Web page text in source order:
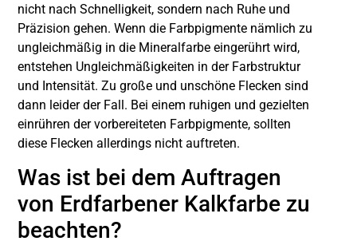
nicht nach Schnelligkeit, sondern nach Ruhe und
Präzision gehen. Wenn die Farbpigmente nämlich zu
ungleichmäßig in die Mineralfarbe eingerührt wird,
entstehen Ungleichmäßigkeiten in der Farbstruktur
und Intensität. Zu große und unschöne Flecken sind
dann leider der Fall. Bei einem ruhigen und gezielten
einrühren der vorbereiteten Farbpigmente, sollten
diese Flecken allerdings nicht auftreten.
Was ist bei dem Auftragen
von Erdfarbener Kalkfarbe zu
beachten?